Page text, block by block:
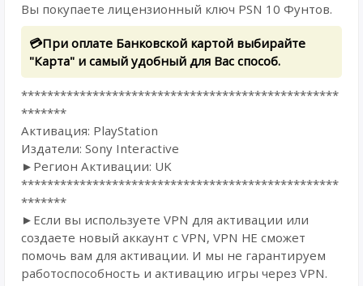
Вы покупаете лицензионный ключ PSN 10 Фунтов.
💳При оплате Банковской картой выбирайте
"Карта" и самый удобный для Вас способ.
*************************************************
*******
Активация: PlayStation
Издатели: Sony Interactive
►Регион Активации: UK
*************************************************
*******
►Если вы используете VPN для активации или
создаете новый аккаунт с VPN, VPN НЕ сможет
помочь вам для активации. И мы не гарантируем
работоспособность и активацию игры через VPN.